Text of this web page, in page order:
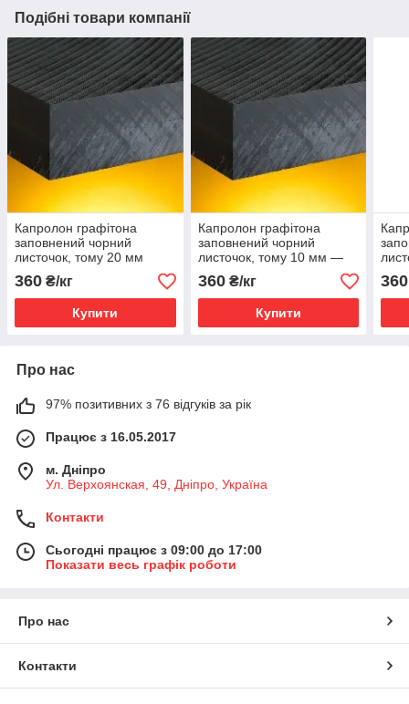
Подібні товари компанії
Капролон графітона
заповнений чорний
листочок, тому 20 мм
360 ₴/кг
Купити
Капролон графітона
заповнений чорний
листочок, тому 10 мм —
50 мм
360₴/кг
Купити
360
Про нас
97% позитивних з 76 відгуків за рік
Працює з 16.05.2017
м. Дніпро
Ул. Верхоянская, 49, Дніпро, Україна
Контакти
Сьогодні працює з 09:00 до 17:00
Показати весь графік роботи
Про нас
Контакти